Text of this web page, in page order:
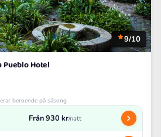
9/10
Pueblo Hotel
beroende på säsong
Från 930 kr/natt